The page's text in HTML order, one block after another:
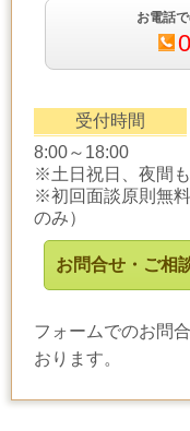
お電話
受付時間
8:00～18:00
※土日祝日、夜間
※初回面談原則無
のみ）
お問合せ・ご相
フォームでのお問
おります。